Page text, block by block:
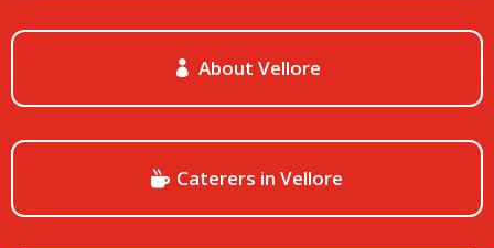
About Vellore
Caterers in Vellore